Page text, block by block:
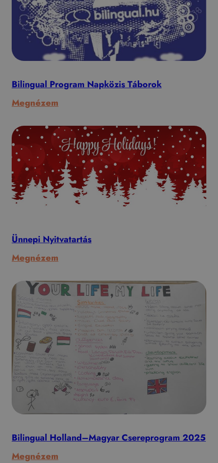
Bilingual Program Napközis Táborok
Megnézem
Program
Napközis
Táborok
Ünnepi Nyitvatartás
Megnézem
Nyitvatartás
Bilingual Holland–Magyar Csereprogram 2025
Megnézem